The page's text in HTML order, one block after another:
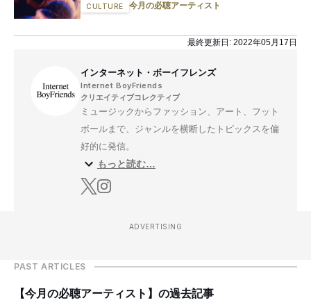
CULTURE 今月の必聴アーティスト
最終更新日: 2022年05月17日
インターネット・ボーイフレンズ
Internet BoyFriends
クリエイティブコレクティブ
ミュージックからファッション、アート、フット
ボールまで、ジャンルを横断したトピックスを偏
好的に発信。
もっと読む…
ADVERTISING
PAST ARTICLES
【今月の必聴アーティスト】の過去記事